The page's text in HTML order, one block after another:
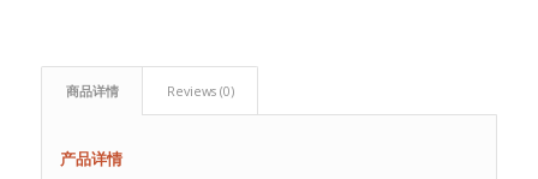
商品详情 Reviews (0)
产品详情